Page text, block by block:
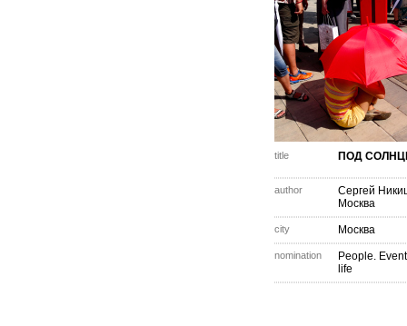
title ПОД
author
Сергей
Москва
city Москва
nomination
People.
life